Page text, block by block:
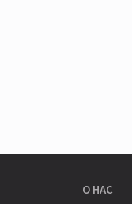
О НАС